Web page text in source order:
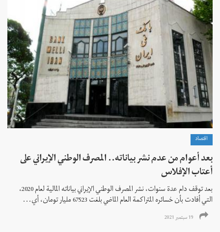
اقتصاد
بعد أعوام من عدم نشر بياناته.. المصرف الوطني الإيراني على
أعتاب الإفلاس
بعد توقف دام عدة سنوات، نشر المصرف الوطني الإيراني بياناته المالية لعام 2020،
التي أفادت بأن خسائره المتراكمة العام الماضي بلغت 67523 مليار تومان، أي...
19 سبتمبر 2021